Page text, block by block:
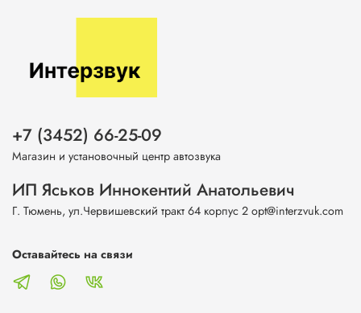
+7 (3452) 66-25-09
Магазин и установочный центр автозвука
ИП Яськов Иннокентий Анатольевич
Г. Тюмень, ул.Червишевский тракт 64 корпус 2 opt@interzvuk.com
Оставайтесь на связи